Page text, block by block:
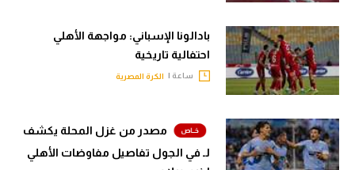
بادالونا الإسباني: مواجهة الأهلي
احتفالية تاريخية
ساعة | الكرة المصرية
مصدر من غزل المحلة يكشف
لـ في الجول تفاصيل مفاوضات الأهلي